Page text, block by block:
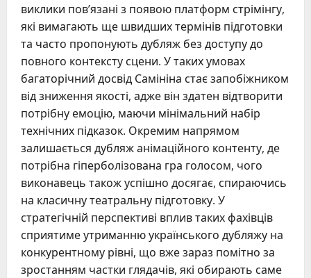
виклики пов’язані з появою платформ стрімінгу,
які вимагають ще швидших термінів підготовки
та часто пропонують дубляж без доступу до
повного контексту сцени. У таких умовах
багаторічний досвід Самініна стає запобіжником
від зниження якості, адже він здатен відтворити
потрібну емоцію, маючи мінімальний набір
технічних підказок. Окремим напрямом
залишається дубляж анімаційного контенту, де
потрібна гіперболізована гра голосом, чого
виконавець також успішно досягає, спираючись
на класичну театральну підготовку. У
стратегічній перспективі вплив таких фахівців
сприятиме утриманню українського дубляжу на
конкурентному рівні, що вже зараз помітно за
зростанням частки глядачів, які обирають саме